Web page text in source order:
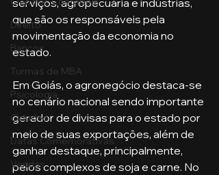
Direito
Bancos
Turmas de MBA
Psicologia
Cidades
Datas Comemorativas
Vendas
serviços, agropecuária e indústrias,
que são os responsáveis pela
movimentação da economia no
estado.
Em Goiás, o agronegócio destaca-se
no cenário nacional sendo importante
gerador de divisas para o estado por
meio de suas exportações, além de
ganhar destaque, principalmente,
pelos complexos de soja e carne. No